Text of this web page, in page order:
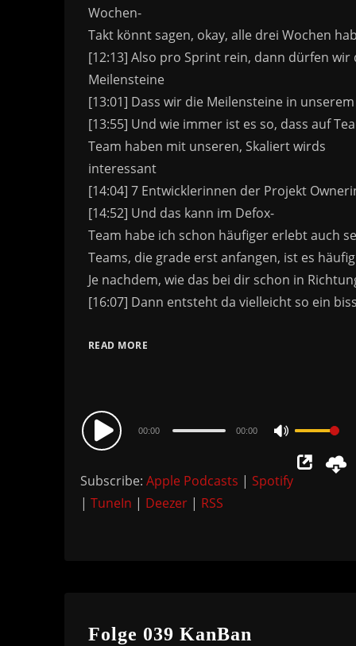
READ MORE
Audio
Player
00:00 00:00
Up/Down
Subscribe: Apple Podcasts | Spotify
| TuneIn | Deezer| RSS
Folge 039 KanBan